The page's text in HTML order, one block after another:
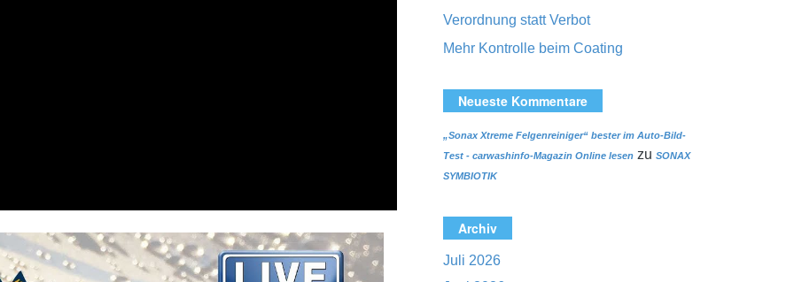
Verordnung statt Verbot
Mehr Kontrolle beim Coating
Neueste Kommentare
„Sonax Xtreme Felgenreiniger“ bester im Auto-Bild-
Test - carwashinfo-Magazin Online lesen zu SONAX
SYMBIOTIK
Archiv
Juli 2026